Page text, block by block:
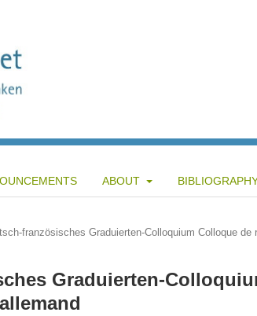
ABOUT
französisches Graduierten-Colloquium Colloque de
Graduierten-